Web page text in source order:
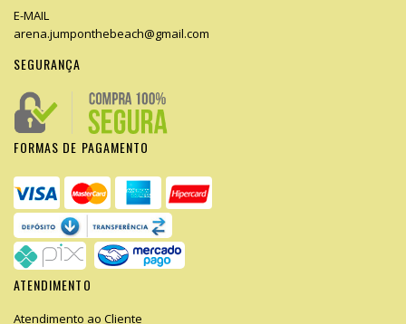
E-MAIL
arena.jumponthebeach@gmail.com
SEGURANÇA
FORMAS DE PAGAMENTO
ATENDIMENTO
Atendimento ao Cliente